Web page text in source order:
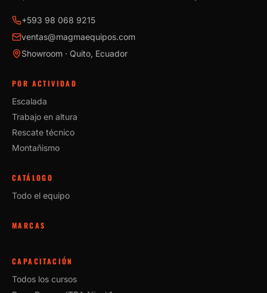
+593 98 068 9215
ventas@magmaequipos.com
Showroom · Quito, Ecuador
POR ACTIVIDAD
Escalada
Trabajo en altura
Rescate técnico
Montañismo
CATÁLOGO
Todo el equipo
MARCAS
CAPACITACIÓN
Todos los cursos